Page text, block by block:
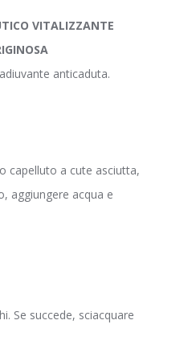
VITALIZZANTE
anticaduta.
capelluto a cute asciutta,
aggiungere acqua e
Se succede, sciacquare